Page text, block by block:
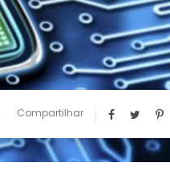
Compartilhar